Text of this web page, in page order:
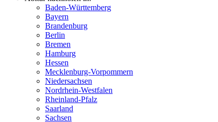
Baden-Württemberg
Bayern
Brandenburg
Berlin
Bremen
Hamburg
Hessen
Mecklenburg-Vorpommern
Niedersachsen
Nordrhein-Westfalen
Rheinland-Pfalz
Saarland
Sachsen